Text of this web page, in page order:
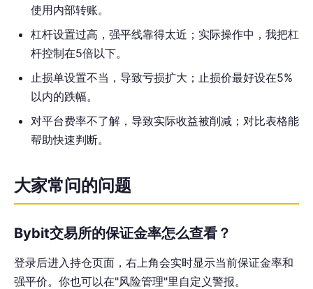
使用内部转账。
杠杆设置过高，强平线靠得太近；实际操作中，我把杠
杆控制在5倍以下。
止损单设置不当，导致亏损扩大；止损价最好设在5%
以内的跌幅。
对平台费率不了解，导致实际收益被削减；对比表格能
帮助快速判断。
大家常问的问题
Bybit交易所的保证金率怎么查看？
登录后进入持仓页面，右上角会实时显示当前保证金率和
强平价。你也可以在"风险管理"里自定义警报。